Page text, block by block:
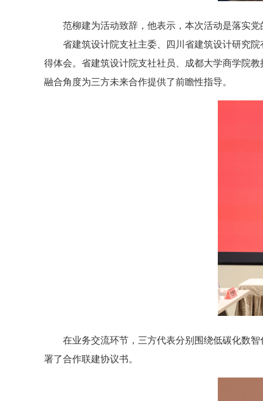
范柳建为活动致辞，他表示，本次活动是落实
省建筑设计院支社主委、四川省建筑设计研究
得体会。省建筑设计院支社社员、成都大学商学院
融合角度为三方未来合作提供了前瞻性指导。
在业务交流环节，三方代表分别围绕低碳化数
署了合作联建协议书。